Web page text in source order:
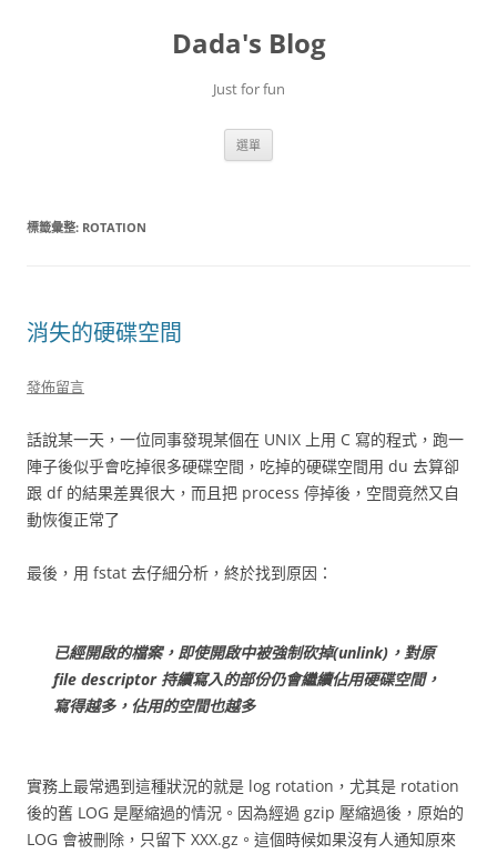
Dada's Blog
Just for fun
選單
標籤彙整: ROTATION
消失的硬碟空間
發佈留言
話說某一天，一位同事發現某個在 UNIX 上用 C 寫的程式，跑一
陣子後似乎會吃掉很多硬碟空間，吃掉的硬碟空間用 du 去算卻
跟 df 的結果差異很大，而且把 process 停掉後，空間竟然又自
動恢復正常了
最後，用 fstat 去仔細分析，終於找到原因：
已經開啟的檔案，即使開啟中被強制砍掉(unlink)，對原
file descriptor 持續寫入的部份仍會繼續佔用硬碟空間，
寫得越多，佔用的空間也越多
實務上最常遇到這種狀況的就是 log rotation，尤其是 rotation
後的舊 LOG 是壓縮過的情況。因為經過 gzip 壓縮過後，原始的
LOG 會被刪除，只留下 XXX.gz。這個時候如果沒有人通知原來